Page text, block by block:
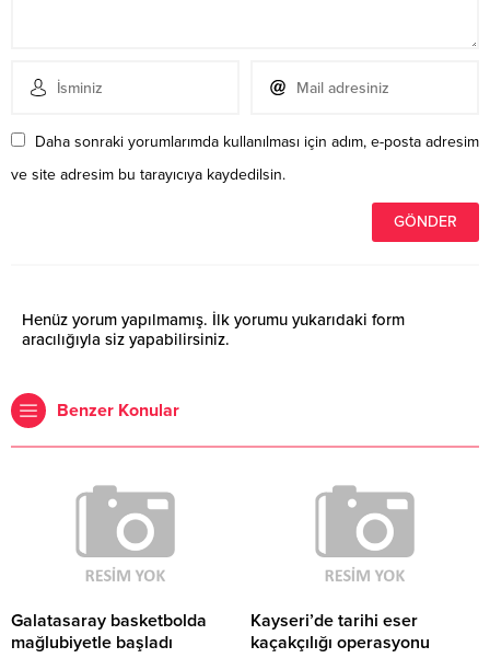
Daha sonraki yorumlarımda kullanılması için adım, e-posta adresim
ve site adresim bu tarayıcıya kaydedilsin.
Henüz yorum yapılmamış. İlk yorumu yukarıdaki form
aracılığıyla siz yapabilirsiniz.
Benzer Konular
Galatasaray basketbolda
mağlubiyetle başladı
Kayseri’de tarihi eser
kaçakçılığı operasyonu